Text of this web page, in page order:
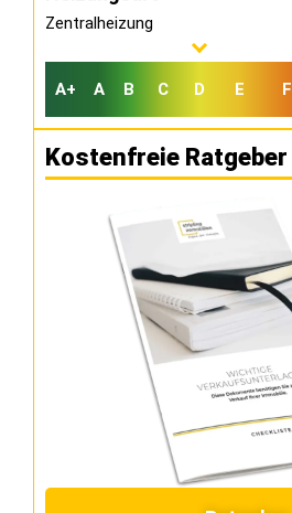
Zentralheizung
A+ A B C D E F
Kostenfreie Ratgeber